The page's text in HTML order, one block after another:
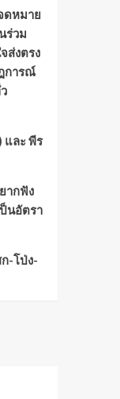
ดหมาย
ร่วม
ส่งตรง
การณ์
และ พีร
ากฟัง
นอัตรา
-โป่ง-